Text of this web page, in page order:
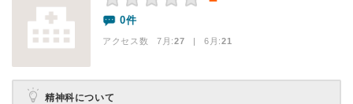
0件
アクセス数 7月:27 | 6月:21
精神科について